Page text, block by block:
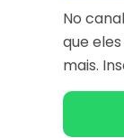
No
que
mais.